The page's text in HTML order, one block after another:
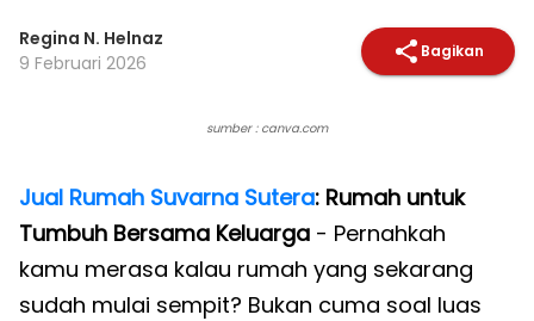
Regina N. Helnaz
9 Februari 2026
Bagikan
sumber : canva.com
Jual Rumah Suvarna Sutera: Rumah untuk
Tumbuh Bersama Keluarga - Pernahkah
kamu merasa kalau rumah yang sekarang
sudah mulai sempit? Bukan cuma soal luas